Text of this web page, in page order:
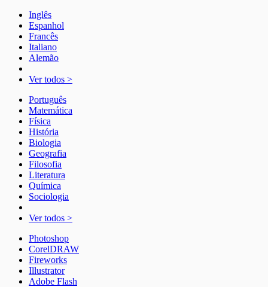
Inglês
Espanhol
Francês
Italiano
Alemão
Ver todos >
Português
Matemática
Física
História
Biologia
Geografia
Filosofia
Literatura
Química
Sociologia
Ver todos >
Photoshop
CorelDRAW
Fireworks
Illustrator
Adobe Flash